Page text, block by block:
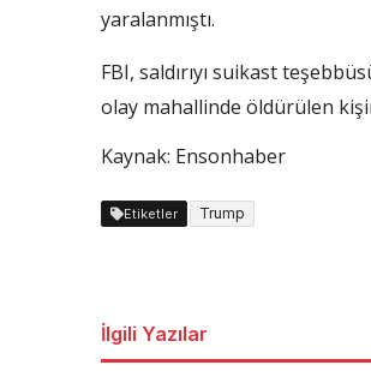
yaralanmıştı.
FBI, saldırıyı suikast
olay mahallinde öldürülen
Kaynak: Ensonhaber
Etiketler Trump
İlgili Yazılar